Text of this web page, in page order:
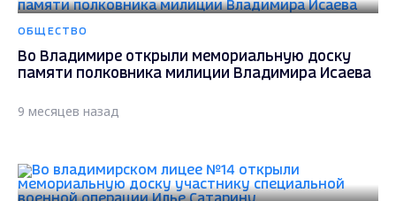
ОБЩЕСТВО
Во Владимире открыли мемориальную доску
памяти полковника милиции Владимира Исаева
9 месяцев назад